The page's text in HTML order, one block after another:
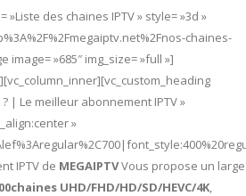
des chaines IPTV » style= »3d »
chaines-
»685″ img_size= »full »]
| Le meilleur abonnement IPTV »
»
IPTV de MEGAIPTVVous propose un large
UHD/FHD/HD/SD/HEVC/4K,